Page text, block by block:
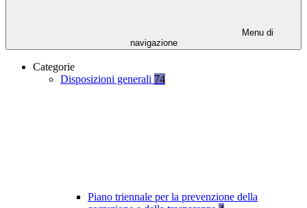
Menu di
navigazione
Categorie
Disposizioni generali 74
Piano triennale per la prevenzione della